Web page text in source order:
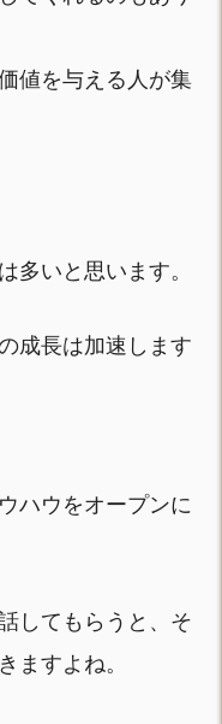
値を与える人が集
多いと思います。
成長は加速します
ハウをオープンに
してもらうと、そ
ますよね。